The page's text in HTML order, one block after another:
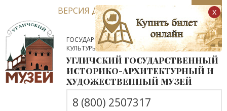
ВЕРСИЯ ДЛЯ СЛАБОВИДЯЩИХ
ГОСУДАРСТВЕННОЕ АВТОНОМНОЕ УЧРЕЖДЕНИЕ
КУЛЬТУРЫ ЯРОСЛАВСКОЙ ОБЛАСТИ
УГЛИЧСКИЙ ГОСУДАРСТВЕННЫЙ
ИСТОРИКО-АРХИТЕКТУРНЫЙ И
ХУДОЖЕСТВЕННЫЙ МУЗЕЙ
8 (800) 2507317
x